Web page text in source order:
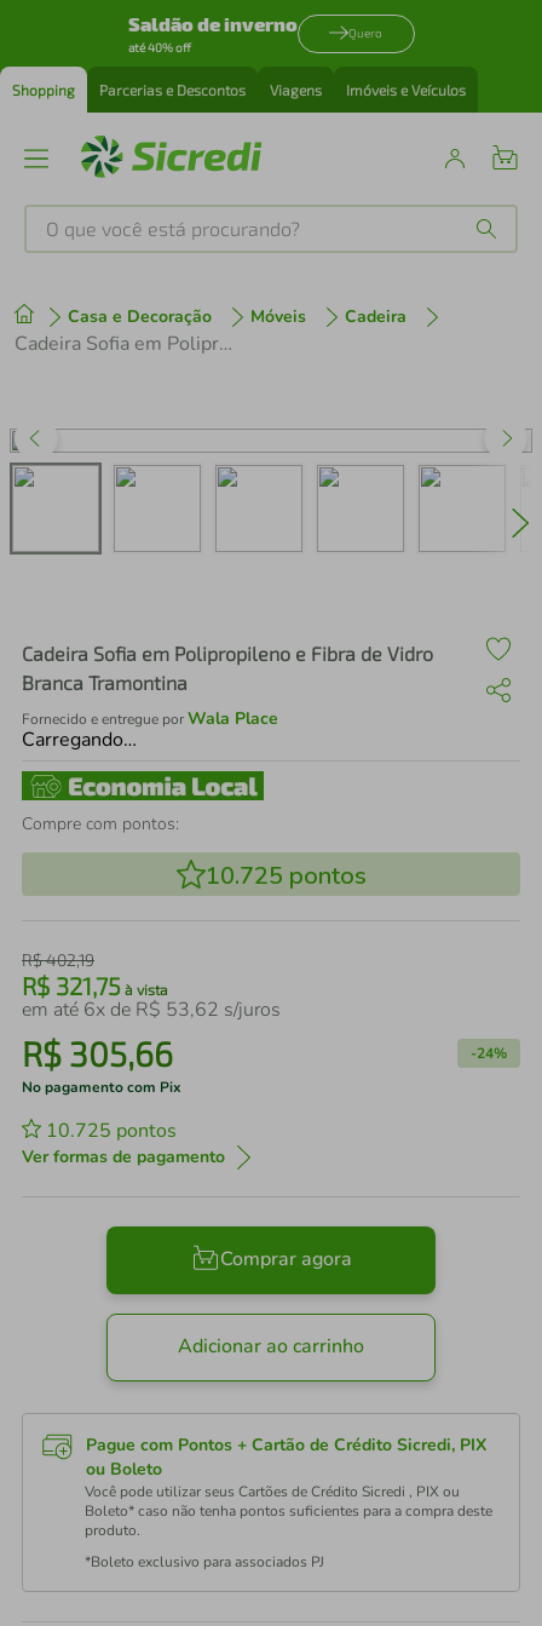
Saldão de inverno
até 40% off
Quero
Shopping Parcerias e Descontos Viagens Imóveis e Veículos
O que você está procurando?
Casa e Decoração Móveis Cadeira
Cadeira Sofia em Polipropileno e Fibra de Vidro Branca Tramontina
Cadeira Sofia em Polipropileno e Fibra de Vidro
Branca Tramontina
Fornecido e entregue porWala Place
Carregando…
Compre com pontos:
10.725 pontos
R$402,19
R$ 321,75 à vista
em até 6x de R$ 53,62 s/juros
R$ 305,66 -24%
No pagamento com Pix
10.725 pontos
Ver formas de pagamento
Comprar agora
Adicionar ao carrinho
Pague com Pontos + Cartão de Crédito Sicredi, PIX
ou Boleto
Você pode utilizar seus Cartões de Crédito Sicredi , PIX ou
Boleto* caso não tenha pontos suficientes para a compra deste
produto.
*Boleto exclusivo para associados PJ
1º tenis
perfume